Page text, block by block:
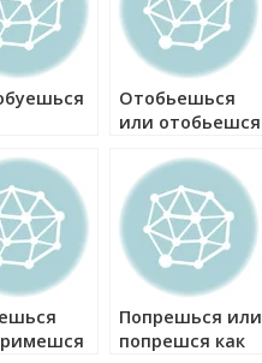
Отобьешься
или отобьешся
Попрешься или
попрешся как